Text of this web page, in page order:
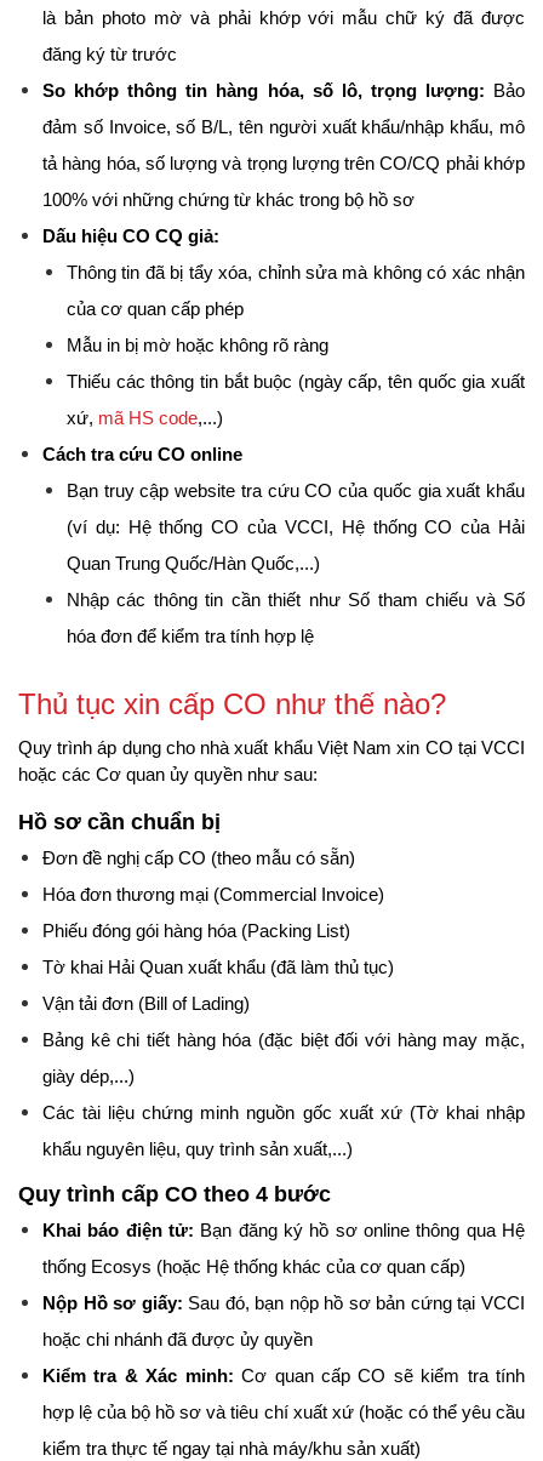
là bản photo mờ và phải khớp với mẫu chữ ký đã được
đăng ký từ trước
So khớp thông tin hàng hóa, số lô, trọng lượng: Bảo
đảm số Invoice, số B/L, tên người xuất khẩu/nhập khẩu, mô
tả hàng hóa, số lượng và trọng lượng trên CO/CQ phải khớp
100% với những chứng từ khác trong bộ hồ sơ
Dấu hiệu CO CQ giả:
Thông tin đã bị tẩy xóa, chỉnh sửa mà không có xác nhận
của cơ quan cấp phép
Mẫu in bị mờ hoặc không rõ ràng
Thiếu các thông tin bắt buộc (ngày cấp, tên quốc gia xuất
xứ, mã HS code,...)
Cách tra cứu CO online
Bạn truy cập website tra cứu CO của quốc gia xuất khẩu
(ví dụ: Hệ thống CO của VCCI, Hệ thống CO của Hải
Quan Trung Quốc/Hàn Quốc,...)
Nhập các thông tin cần thiết như Số tham chiếu và Số
hóa đơn để kiểm tra tính hợp lệ
Thủ tục xin cấp CO như thế nào?
Quy trình áp dụng cho nhà xuất khẩu Việt Nam xin CO tại VCCI
hoặc các Cơ quan ủy quyền như sau:
Hồ sơ cần chuẩn bị
Đơn đề nghị cấp CO (theo mẫu có sẵn)
Hóa đơn thương mại (Commercial Invoice)
Phiếu đóng gói hàng hóa (Packing List)
Tờ khai Hải Quan xuất khẩu (đã làm thủ tục)
Vận tải đơn (Bill of Lading)
Bảng kê chi tiết hàng hóa (đặc biệt đối với hàng may mặc,
giày dép,...)
Các tài liệu chứng minh nguồn gốc xuất xứ (Tờ khai nhập
khẩu nguyên liệu, quy trình sản xuất,...)
Quy trình cấp CO theo 4 bước
Khai báo điện tử: Bạn đăng ký hồ sơ online thông qua Hệ
thống Ecosys (hoặc Hệ thống khác của cơ quan cấp)
Nộp Hồ sơ giấy: Sau đó, bạn nộp hồ sơ bản cứng tại VCCI
hoặc chi nhánh đã được ủy quyền
Kiểm tra & Xác minh: Cơ quan cấp CO sẽ kiểm tra tính
hợp lệ của bộ hồ sơ và tiêu chí xuất xứ (hoặc có thể yêu cầu
kiểm tra thực tế ngay tại nhà máy/khu sản xuất)